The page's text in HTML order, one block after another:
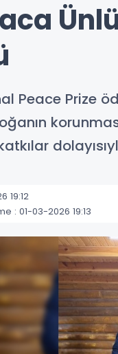
Peace Prize
19:12
: 01-03-2026 19:13